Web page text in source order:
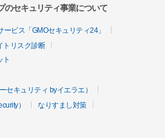
のセキュリティ事業について
ビス「GMOセキュリティ24」
トリスク診断
ト
セキュリティ byイエラエ）
）
なりすまし対策